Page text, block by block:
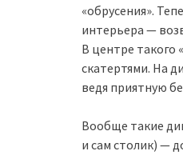
«обрусения».
интерьера —
В центре такого
скатертями. На
ведя приятную
Вообще такие
и сам столик) —